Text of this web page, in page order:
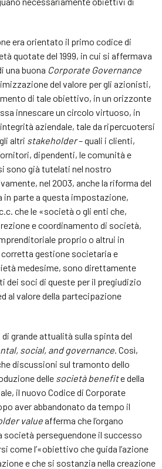
era orientato il primo codice di
quotate del 1999, in cui si affermava
una buona Corporate Governance
del valore per gli azionisti,
di tale obiettivo, in un orizzonte
innescare un circolo virtuoso, in
aziendale, tale da ripercuotersi
altri stakeholder– quali i clienti,
dipendenti, le comunità e
sono già tutelati nel nostro
nel 2003, anche la riforma del
parte a questa impostazione,
che le «società o gli enti che,
e coordinamento di società,
proprio o altrui in
gestione societaria e
medesime, sono direttamente
dei soci di queste per il pregiudizio
al valore della partecipazione
grande attualità sulla spinta del
social, and governance . Così,
discussioni sul tramonto dello
delle società benefite della
il nuovo Codice di Corporate
aver abbandonato da tempo il
valueafferma che l’organo
perseguendone il successo
come l’«obiettivo che guida l’azione
e che si sostanzia nella creazione